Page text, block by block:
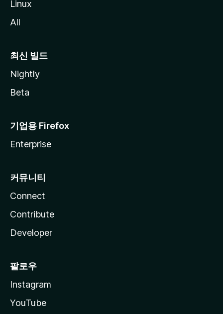
Linux
All
최신 빌드
Nightly
Beta
기업용 Firefox
Enterprise
커뮤니티
Connect
Contribute
Developer
팔로우
Instagram
YouTube